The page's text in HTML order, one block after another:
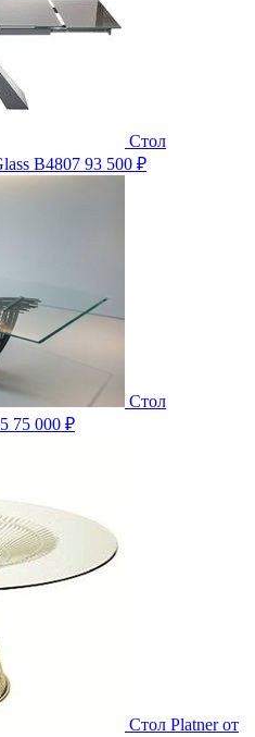
Стол
B4807 93 500 ₽
Стол
75 000 ₽
Стол Platner от